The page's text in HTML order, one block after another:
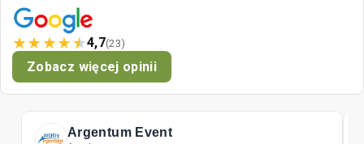
★★★★★4,7(23)
Zobacz więcej opinii
Tomat